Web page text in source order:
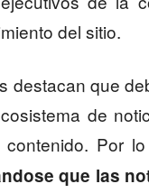
del sitio.
destacan que
de
Por
que las